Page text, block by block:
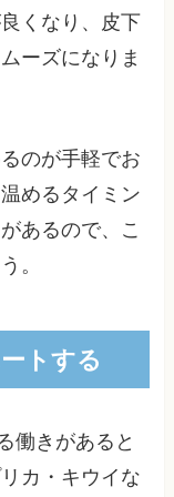
くなり、皮下
ーズになりま
のが手軽でお
めるタイミン
あるので、こ
。
トする
働きがあると
カ・キウイな